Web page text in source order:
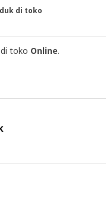
di toko
toko Online.